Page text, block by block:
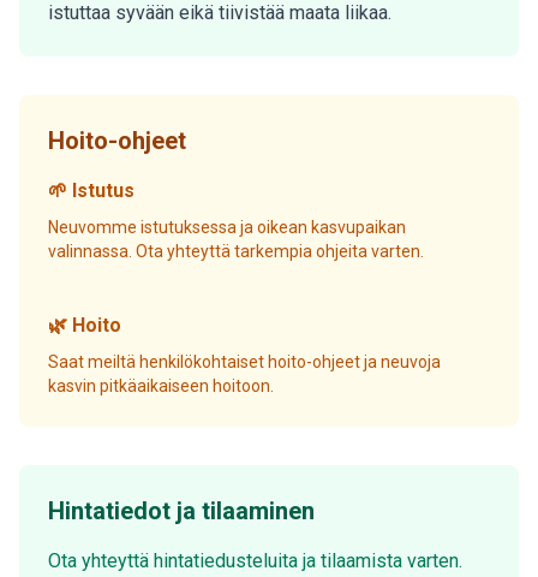
istuttaa syvään eikä tiivistää maata liikaa.
Hoito-ohjeet
🌱 Istutus
Neuvomme istutuksessa ja oikean kasvupaikan
valinnassa. Ota yhteyttä tarkempia ohjeita varten.
🌿 Hoito
Saat meiltä henkilökohtaiset hoito-ohjeet ja neuvoja
kasvin pitkäaikaiseen hoitoon.
Hintatiedot ja tilaaminen
Ota yhteyttä hintatiedusteluita ja tilaamista varten.